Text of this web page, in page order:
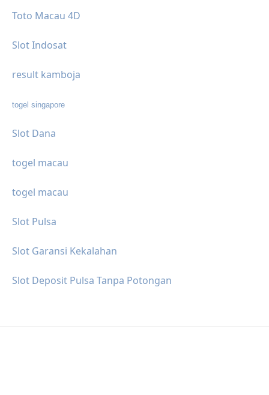
Toto Macau 4D
Slot Indosat
result kamboja
togel singapore
Slot Dana
togel macau
togel macau
Slot Pulsa
Slot Garansi Kekalahan
Slot Deposit Pulsa Tanpa Potongan